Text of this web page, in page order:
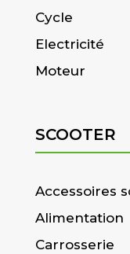
Cycle
Electricité
Moteur
SCOOTER
Accessoires
Alimentation
Carrosserie